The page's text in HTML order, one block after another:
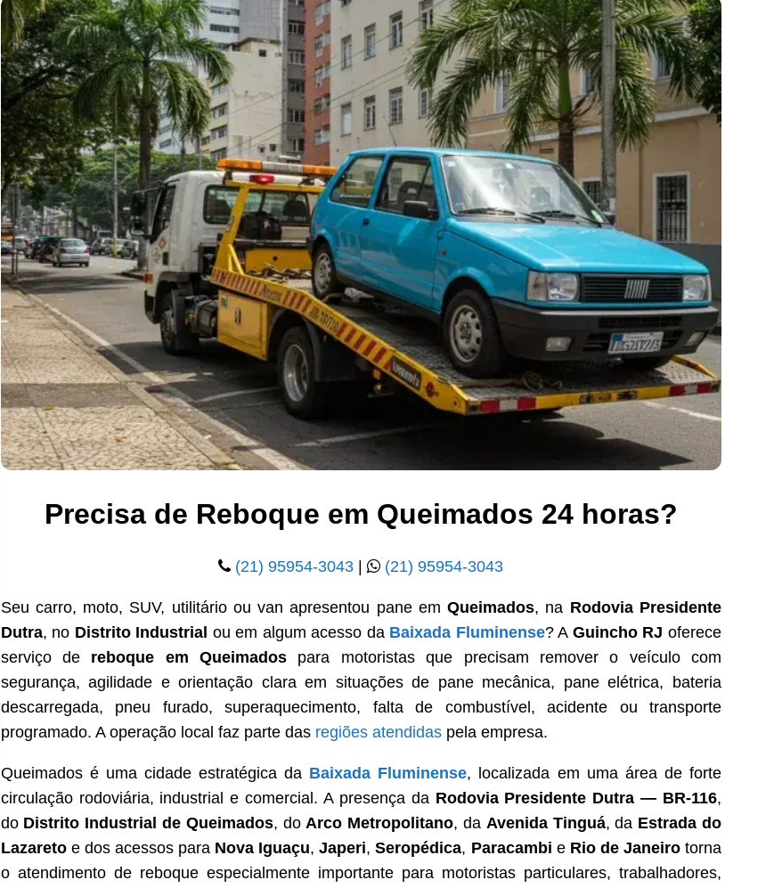
Precisa de Reboque em Queimados 24 horas?
(21) 95954-3043 | (21) 95954-3043
Seu carro, moto, SUV, utilitário ou van apresentou pane emQueimados, na Rodovia Presidente
Dutra, no Distrito Industrial ou em algum acesso da Baixada Fluminense? A Guincho RJ oferece
serviço de reboque em Queimados para motoristas que precisam remover o veículo com
segurança, agilidade e orientação clara em situações de pane mecânica, pane elétrica, bateria
descarregada, pneu furado, superaquecimento, falta de combustível, acidente ou transporte
programado. A operação local faz parte das regiões atendidaspela empresa.
Queimados é uma cidade estratégica da Baixada Fluminense, localizada em uma área de forte
circulação rodoviária, industrial e comercial. A presença da Rodovia Presidente Dutra — BR-116,
do Distrito Industrial de Queimados, doArco Metropolitano, da Avenida Tinguá, da Estrada do
Lazaretoe dos acessos para Nova Iguaçu,Japeri,Seropédica, Paracambi e Rio de Janeirotorna
o atendimento de reboque especialmente importante para motoristas particulares, trabalhadores,